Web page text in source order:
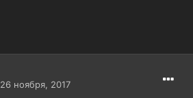
26 ноября, 2017